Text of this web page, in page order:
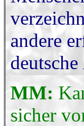
andere
MM:
sicher